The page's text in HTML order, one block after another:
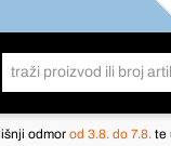
odmor od 3.8. do 7.8. te